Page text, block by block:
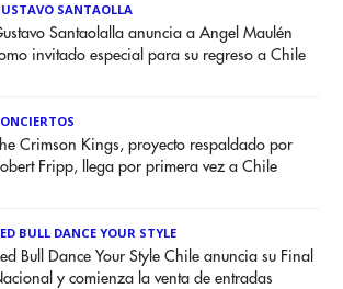
SANTAOLLA
Santaolalla anuncia a Angel Maulén
invitado especial para su regreso a Chile
Crimson Kings, proyecto respaldado por
Fripp, llega por primera vez a Chile
BULL DANCE YOUR STYLE
Bull Dance Your Style Chile anuncia su Final
y comienza la venta de entradas